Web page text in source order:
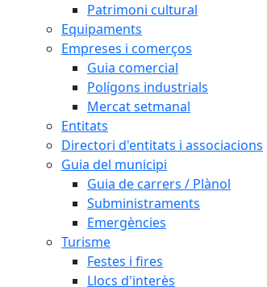
Patrimoni cultural
Equipaments
Empreses i comerços
Guia comercial
Polígons industrials
Mercat setmanal
Entitats
Directori d'entitats i associacions
Guia del municipi
Guia de carrers / Plànol
Subministraments
Emergències
Turisme
Festes i fires
Llocs d'interès